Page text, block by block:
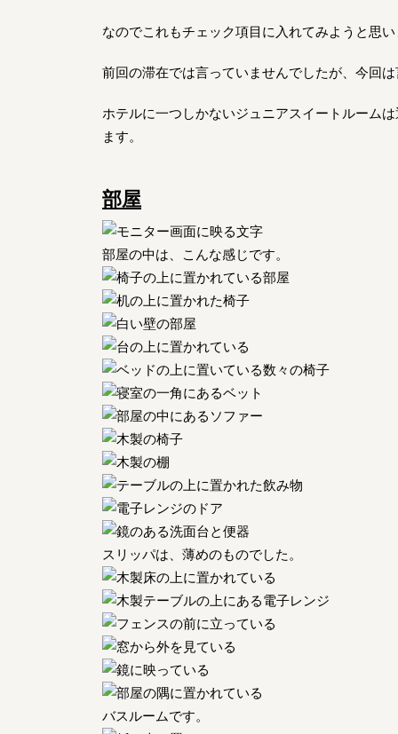
なのでこれもチェック項目に入れてみようと思
前回の滞在では言っていませんでしたが、今回
ホテルに一つしかないジュニアスイートルーム
ます。
部屋
部屋の中は、こんな感じです。
スリッパは、薄めのものでした。
バスルームです。